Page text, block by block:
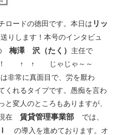
ロードの徳田です。本日は リッ
りします！本号のインタビュ
梅澤 沢（たく） 主任で
！ ↑ ↑ じゃじゃ～～
は非常に真面目で、労を厭わ
くれるタイプです。愚痴を言わ
変人のところもありますが、
在 賃貸管理事業部 では、
の導入を進めております。オ